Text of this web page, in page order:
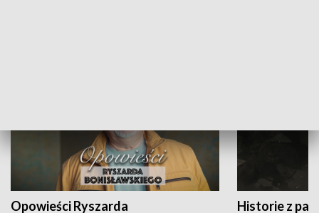
Opowieści Ryszarda
Historie z